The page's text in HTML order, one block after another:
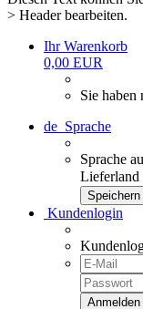
> Header bearbeiten.
Ihr Warenkorb
0,00 EUR
Sie
de Sprache
Sprache
Lieferland
Kundenlogin